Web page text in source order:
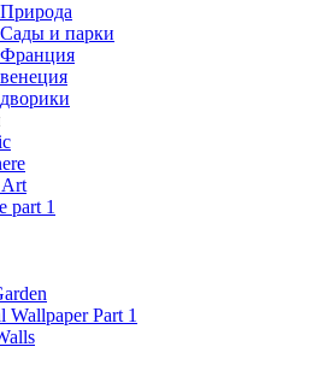
и парки
Art
part 1
Wallpaper Part 1